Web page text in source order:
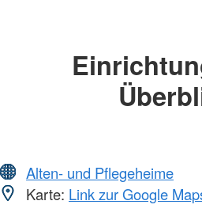
Alten- und Pflegeheime
Karte: Link zur Google